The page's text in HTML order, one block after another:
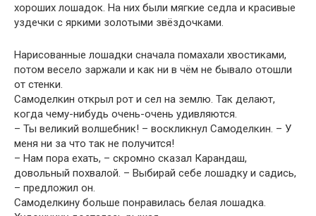
хороших лошадок. На них были мягкие седла и красивые
уздечки с яркими золотыми звёздочками.
Нарисованные лошадки сначала помахали хвостиками,
потом весело заржали и как ни в чём не бывало отошли
от стенки.
Самоделкин открыл рот и сел на землю. Так делают,
когда чему-нибудь очень-очень удивляются.
– Ты великий волшебник! – воскликнул Самоделкин. – У
меня ни за что так не получится!
– Нам пора ехать, – скромно сказал Карандаш,
довольный похвалой. – Выбирай себе лошадку и садись,
– предложил он.
Самоделкину больше понравилась белая лошадка.